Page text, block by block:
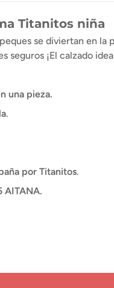
Titanitos niña
se diviertan en la
seguros ¡El calzado
una pieza.
.
por Titanitos.
AITANA.